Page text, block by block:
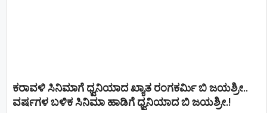
ಕರಾವಳಿ ಸಿನಿಮಾಗೆ ಧ್ವನಿಯಾದ ಖ್ಯಾತ ರಂಗಕರ್ಮಿ ಬಿ ಜಯಶ್ರೀ..
ವರ್ಷಗಳ ಬಳಿಕ ಸಿನಿಮಾ ಹಾಡಿಗೆ ಧ್ವನಿಯಾದ ಬಿ ಜಯಶ್ರೀ.!